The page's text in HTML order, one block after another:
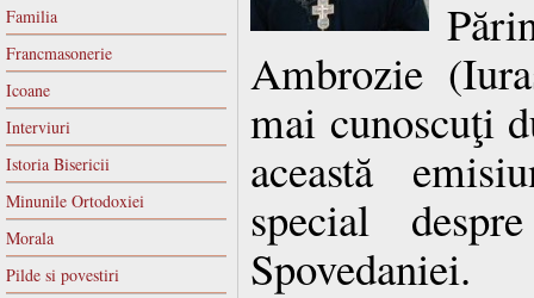
Familia
Francmasonerie
Icoane
Interviuri
Istoria Bisericii
Minunile Ortodoxiei
Morala
Pilde si povestiri
Ambrozie
mai cunoscuţi
această
special
Spovedaniei.